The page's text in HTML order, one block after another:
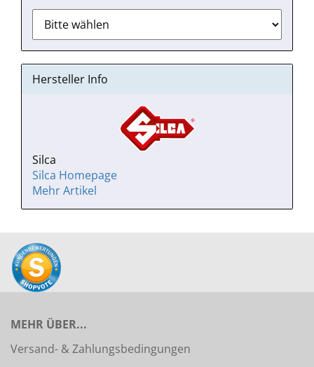
Hersteller Info
Silca
Silca Homepage
Mehr Artikel
MEHR ÜBER...
Versand- & Zahlungsbedingungen